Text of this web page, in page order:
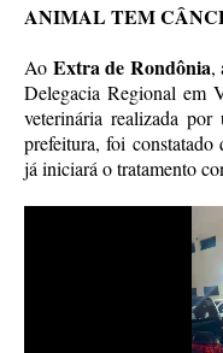
ANIMAL TEM
Ao Extra de Rondônia,
Delegacia Regional em
veterinária realizada
prefeitura, foi constatado
já iniciará o tratamento